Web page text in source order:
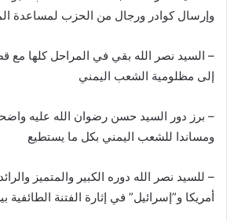
وإرسال كوادر ورجال من الحزب لمساعدة
– السيد نصر الله بقي في المراحل كلها مع
إلى مظلومية الشعب اليمني
– برز دور السيد حسن رضوان الله عليه
ومساندا للشعب اليمني بكل ما يستطيع
– للسيد نصر الله دوره الكبير والمتميز
أمريكا و”إسرائيل” في إثارة الفتنة الطائفية